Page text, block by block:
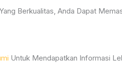
Berkualitas, Anda Dapat
Untuk Mendapatkan Informasi